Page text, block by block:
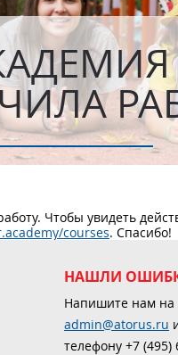
Чтобы увидеть
courses. Спасибо!
НАШЛИ
Напишите нам на
admin@atorus.ru
телефону +7 (495)